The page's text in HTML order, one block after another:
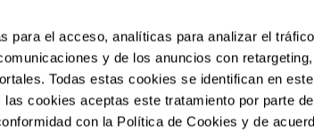
para el acceso, analíticas para analizar el
y de los anuncios con
Todas estas cookies se identifican en
cookies aceptas este tratamiento por parte
con la Política de Cookies y de